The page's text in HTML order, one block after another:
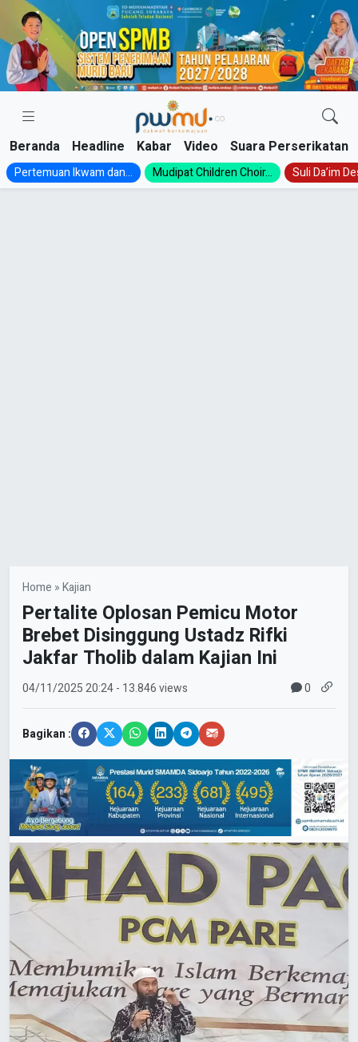
Skip
content
Beranda Headline Kabar Video Suara Perserikatan
Pertemuan Ikwam dan... Mudipat Children Choir... Suli Da’im
Home »Kajian
Pertalite Oplosan Pemicu Motor
Brebet Disinggung Ustadz Rifki
Jakfar Tholib dalam Kajian Ini
04/11/202520:24- 13.846 views 0
Bagikan :